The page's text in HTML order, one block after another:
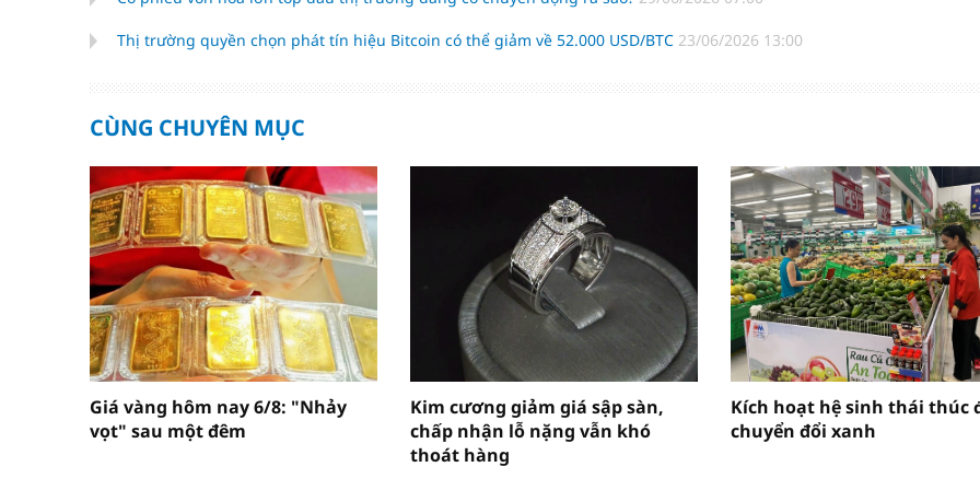
Thị trường quyền chọn phát tín hiệu Bitcoin có thể giảm về 52.000 USD/BTC 23/06/2026 13:00
CÙNG CHUYÊN MỤC
Giá vàng hôm nay 6/8: "Nhảy
vọt" sau một đêm
Kim cương giảm giá sập sàn,
chấp nhận lỗ nặng vẫn khó
thoát hàng
Kích hoạt hệ sinh thái thúc
chuyển đổi xanh